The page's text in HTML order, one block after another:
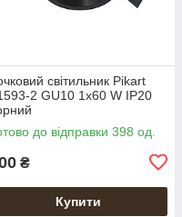
світильник Pikart
2 GU10 1x60 W IP20
до відправки 398 од.
₴
Купити